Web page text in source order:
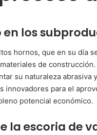
los
hornos, que en su día
de
su naturaleza
para el
potencial económico.
la escoria de